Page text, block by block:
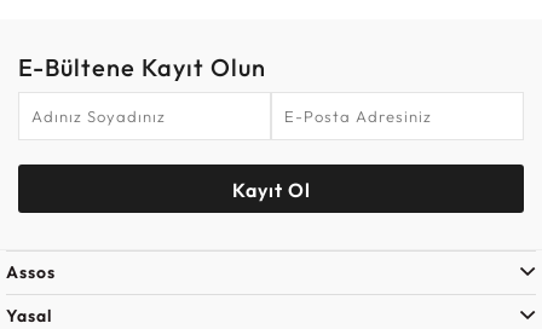
E-Bültene Kayıt Olun
Kayıt Ol
Assos
Yasal